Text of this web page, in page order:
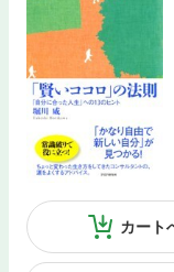
カート